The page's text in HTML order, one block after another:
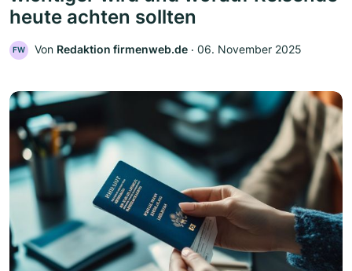
heute achten sollten
FW Von Redaktion firmenweb.de ‧ 06. November 2025